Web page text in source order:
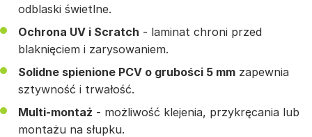
odblaski świetlne.
Ochrona UV i Scratch - laminat chroni przed
blaknięciem i zarysowaniem.
Solidne spienione PCV o grubości 5 mm zapewnia
sztywność i trwałość.
Multi-montaż - możliwość klejenia, przykręcania lub
montażu na słupku.